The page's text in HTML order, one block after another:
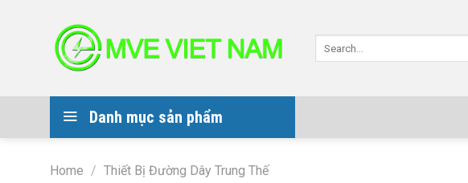
Danh mục sản phẩm
Home / Thiết Bị Đường Dây Trung Thế